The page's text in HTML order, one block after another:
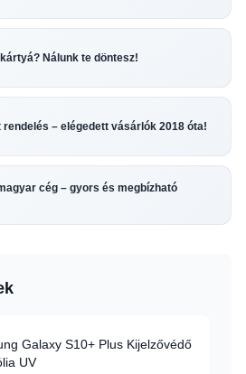
Nálunk te döntesz!
– elégedett vásárlók 2018 óta!
cég – gyors és megbízható
Galaxy S10+ Plus Kijelzővédő
UV